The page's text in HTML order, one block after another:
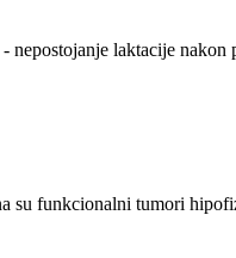
nepostojanje laktacije
su funkcionalni tumori